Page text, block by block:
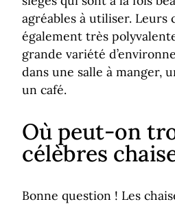
agréables à utiliser. Leurs
également très
grande variété
dans une salle à manger,
un café.
Où peut-on
célèbres
Bonne question ! Les